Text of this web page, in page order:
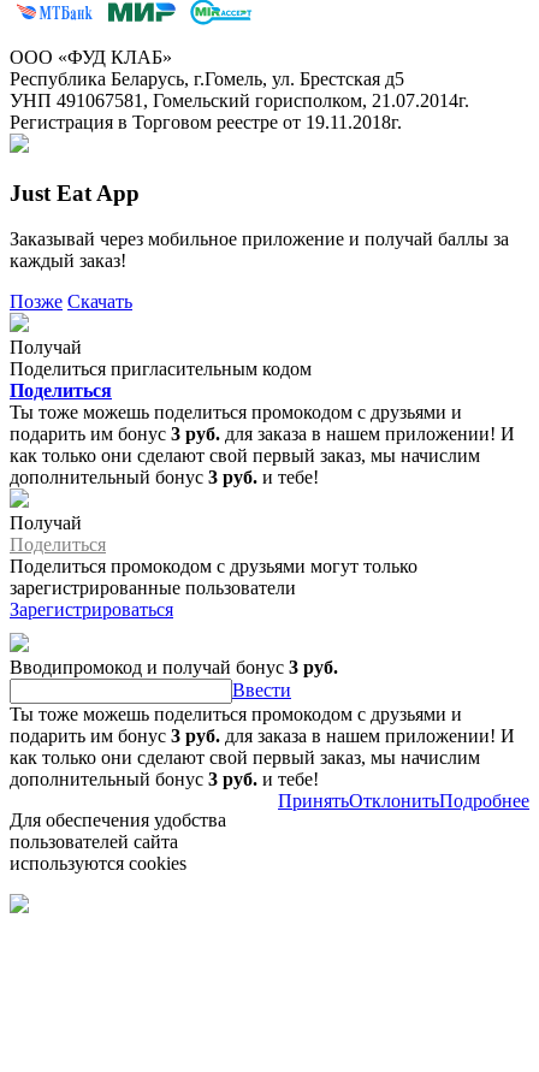
ООО «ФУД КЛАБ»
Республика Беларусь, г.Гомель, ул. Брестская д5
УНП 491067581, Гомельский горисполком, 21.07.2014г.
Регистрация в Торговом реестре от 19.11.2018г.
Just Eat App
Заказывай через мобильное приложение и получай баллы за
каждый заказ!
Позже Скачать
Получай
Поделиться пригласительным кодом
Поделиться
Ты тоже можешь поделиться промокодом с друзьями и
подарить им бонус 3 руб. для заказа в нашем приложении! И
как только они сделают свой первый заказ, мы начислим
дополнительный бонус 3 руб. и тебе!
Получай
Поделиться
Поделиться промокодом с друзьями могут только
зарегистрированные пользователи
Зарегистрироваться
Вводипромокод и получай бонус 3 руб.
Ввести
Ты тоже можешь поделиться промокодом с друзьями и
подарить им бонус 3 руб. для заказа в нашем приложении! И
как только они сделают свой первый заказ, мы начислим
дополнительный бонус 3 руб. и тебе!
Для обеспечения удобства
пользователей сайта
используются cookies
ПринятьОтклонитьПодробнее